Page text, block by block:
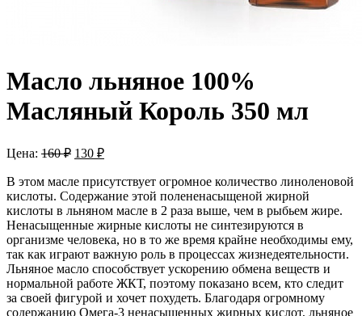
Масло льняное 100%
Масляный Король 350 мл
Цена: 160₽ 130 ₽
В этом масле присутствует огромное количество линоленовой
кислоты. Содержание этой полененасыщеной жирной
кислоты в льняном масле в 2 раза выше, чем в рыбьем жире.
Ненасыщенные жирные кислоты не синтезируются в
организме человека, но в то же время крайне необходимы ему,
так как играют важную роль в процессах жизнедеятельности.
Льняное масло способствует ускорению обмена веществ и
нормальной работе ЖКТ, поэтому показано всем, кто следит
за своей фигурой и хочет похудеть. Благодаря огромному
содержанию Омега-3 ненасыщенных жирных кислот, льняное